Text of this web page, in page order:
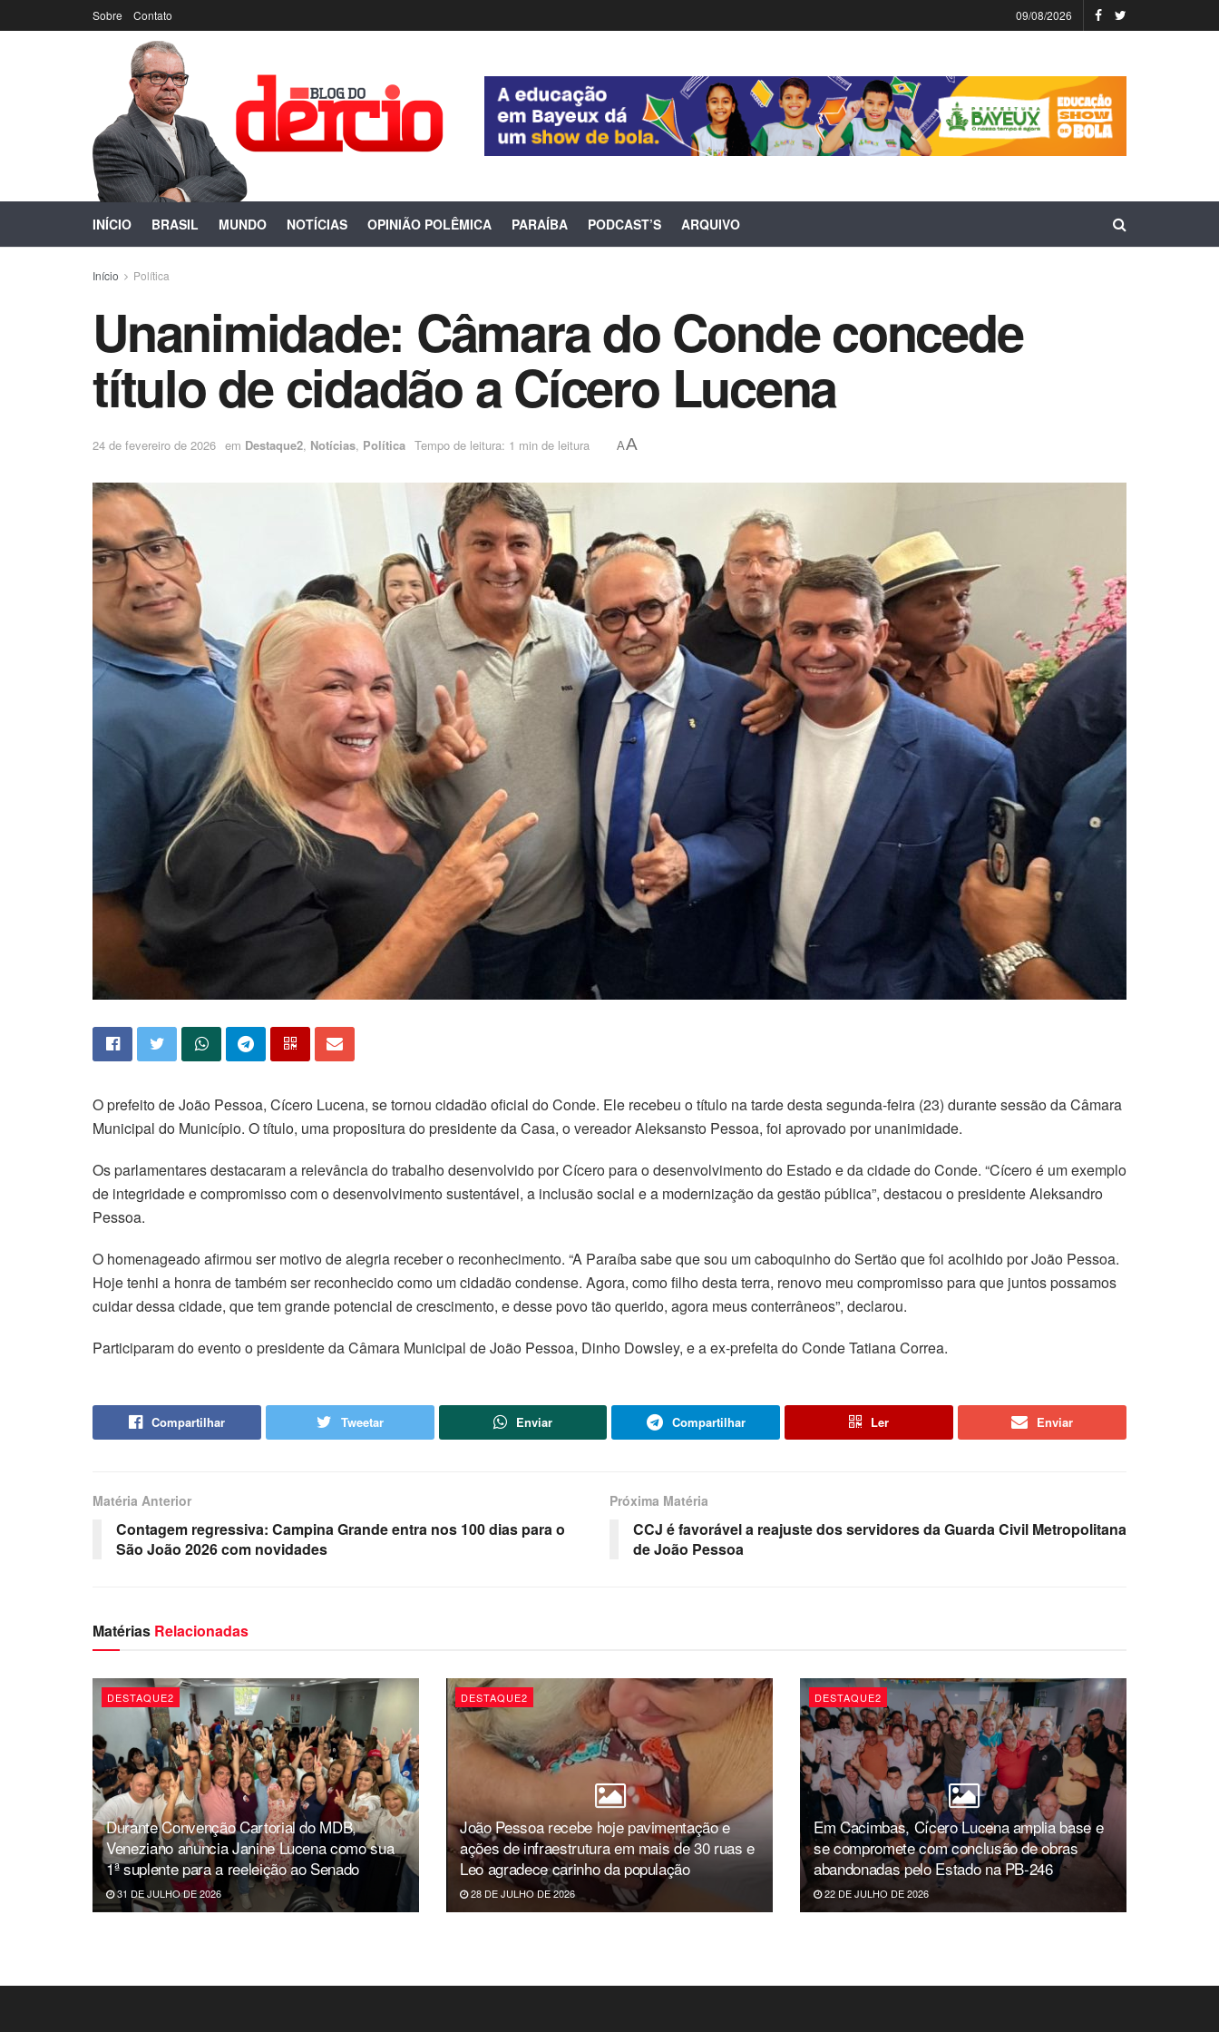
Sobre Contato 09/08/2026
INÍCIO BRASIL MUNDO NOTÍCIAS OPINIÃO POLÊMICA PARAÍBA PODCAST’S ARQUIVO
Início Política
Unanimidade: Câmara do Conde concede
título de cidadão a Cícero Lucena
24 de fevereiro de 2026 em Destaque2, Notícias, Política Tempo de leitura: 1 min de leitura AA
O prefeito de João Pessoa, Cícero Lucena, se tornou cidadão oficial do Conde. Ele recebeu o título na tarde desta segunda-feira (23) durante sessão da Câmara
Municipal do Município. O título, uma propositura do presidente da Casa, o vereador Aleksansto Pessoa, foi aprovado por unanimidade.
Os parlamentares destacaram a relevância do trabalho desenvolvido por Cícero para o desenvolvimento do Estado e da cidade do Conde. “Cícero é um exemplo
de integridade e compromisso com o desenvolvimento sustentável, a inclusão social e a modernização da gestão pública”, destacou o presidente Aleksandro
Pessoa.
O homenageado afirmou ser motivo de alegria receber o reconhecimento. “A Paraíba sabe que sou um caboquinho do Sertão que foi acolhido por João Pessoa.
Hoje tenhi a honra de também ser reconhecido como um cidadão condense. Agora, como filho desta terra, renovo meu compromisso para que juntos possamos
cuidar dessa cidade, que tem grande potencial de crescimento, e desse povo tão querido, agora meus conterrâneos”, declarou.
Participaram do evento o presidente da Câmara Municipal de João Pessoa, Dinho Dowsley, e a ex-prefeita do Conde Tatiana Correa.
Compartilhar Tweetar Enviar Compartilhar Ler Enviar
Matéria Anterior
Contagem regressiva: Campina Grande entra nos 100 dias para o
São João 2026 com novidades
Próxima Matéria
CCJ é favorável a reajuste dos servidores da Guarda Civil Metropolitana
de João Pessoa
Matérias Relacionadas
DESTAQUE2
Durante Convenção Cartorial do MDB,
Veneziano anuncia Janine Lucena como sua
1ª suplente para a reeleição ao Senado
31 DE JULHO DE 2026
DESTAQUE2
João Pessoa recebe hoje pavimentação e
ações de infraestrutura em mais de 30 ruas e
Leo agradece carinho da população
28 DE JULHO DE 2026
DESTAQUE2
Em Cacimbas, Cícero Lucena amplia base e
se compromete com conclusão de obras
abandonadas pelo Estado na PB-246
22 DE JULHO DE 2026